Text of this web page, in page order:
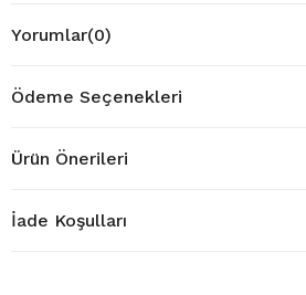
Yorumlar(0)
Ödeme Seçenekleri
Ürün Önerileri
İade Koşulları